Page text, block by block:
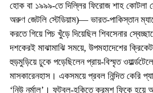
হোক বা ১৯৯৯-তে দিল্লির ফিরোজ শাহ কোটলা
অরুণ জেটলি স্টেডিয়াম)— ভারত-পাকিস্তান
করতে গিয়ে পিচ খুঁড়ে দিয়েছিল শিবসেনার
দশকেরই মাঝামাঝি সময়ে, উপমহাদেশের
হুড়মুড়িয়ে ঢুকে পড়েছিলেন প্রায়-বিস্মৃত
মাসকারেনহাস। একসময়ে প্রবল নিন্দিত কেরি
‘নিউ নর্মাল’। ফুটবল-হকিতে ক্রমশ ফিকে হয়ে